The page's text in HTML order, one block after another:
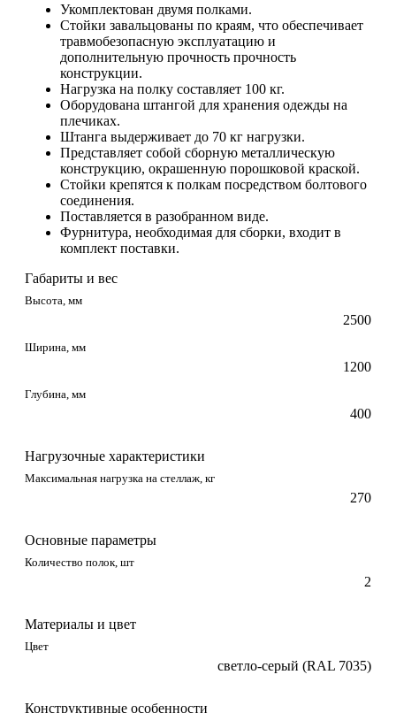
Укомплектован двумя полками.
Стойки завальцованы по краям, что обеспечивает
травмобезопасную эксплуатацию и
дополнительную прочность прочность
конструкции.
Нагрузка на полку составляет 100 кг.
Оборудована штангой для хранения одежды на
плечиках.
Штанга выдерживает до 70 кг нагрузки.
Представляет собой сборную металлическую
конструкцию, окрашенную порошковой краской.
Стойки крепятся к полкам посредством болтового
соединения.
Поставляется в разобранном виде.
Фурнитура, необходимая для сборки, входит в
комплект поставки.
Габариты и вес
Высота, мм
2500
Ширина, мм
1200
Глубина, мм
400
Нагрузочные характеристики
Максимальная нагрузка на стеллаж, кг
270
Основные параметры
Количество полок, шт
2
Материалы и цвет
Цвет
светло-серый (RAL 7035)
Конструктивные особенности